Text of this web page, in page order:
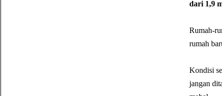
dari 1,9
Rumah-
rumah
Kondisi
jangan